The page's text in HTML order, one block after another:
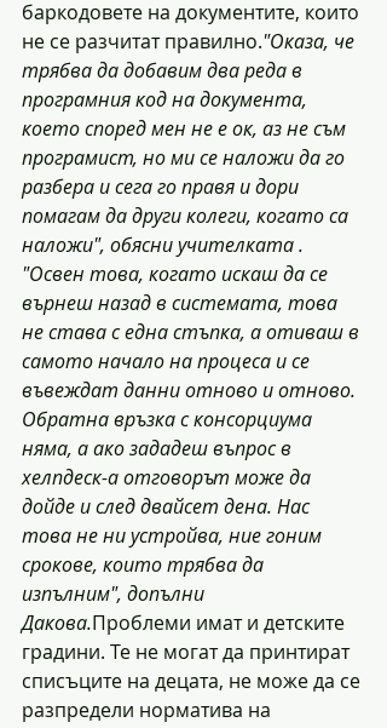
баркодовете на документите, които
не се разчитат правилно."Оказа, че
трябва да добавим два реда в
програмния код на документа,
което според мен не е ок, аз не съм
програмист, но ми се наложи да го
разбера и сега го правя и дори
помагам да други колеги, когато са
наложи", обясни учителката .
"Освен това, когато искаш да се
върнеш назад в системата, това
не става с една стъпка, а отиваш в
самото начало на процеса и се
въвеждат данни отново и отново.
Обратна връзка с консорциума
няма, а ако зададеш въпрос в
хелпдеск-а отговорът може да
дойде и след двайсет дена. Нас
това не ни устройва, ние гоним
срокове, които трябва да
изпълним", допълни
Дакова.Проблеми имат и детските
градини. Те не могат да принтират
списъците на децата, не може да се
разпредели норматива на